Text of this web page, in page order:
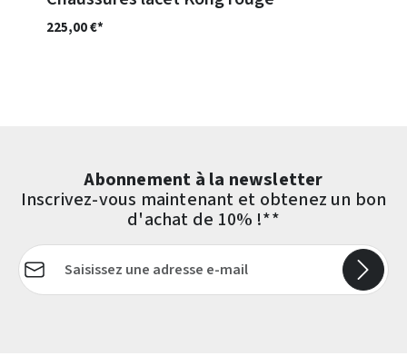
225,00 €*
Abonnement à la newsletter
Inscrivez-vous maintenant et obtenez un bon
d'achat de 10% !**
Adresse e-mail*